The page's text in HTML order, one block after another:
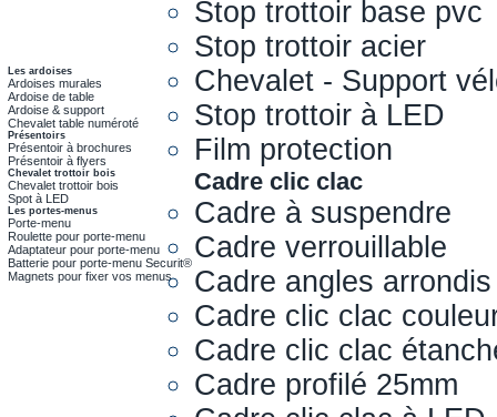
Les ardoises
Ardoises murales
Ardoise de table
Ardoise & support
Chevalet table numéroté
Présentoirs
Présentoir à brochures
Présentoir à flyers
Chevalet trottoir bois
Chevalet trottoir bois
Spot à LED
Les portes-menus
Porte-menu
Roulette pour porte-menu
Adaptateur pour porte-menu
Batterie pour porte-menu Securit®
Magnets pour fixer vos menus
Stop trottoir base pvc
Stop trottoir acier
Chevalet - Support
Stop trottoir à LED
Film protection
Cadre clic clac
Cadre à suspendre
Cadre verrouillable
Cadre angles arrondis
Cadre clic clac
Cadre clic clac
Cadre profilé 25mm